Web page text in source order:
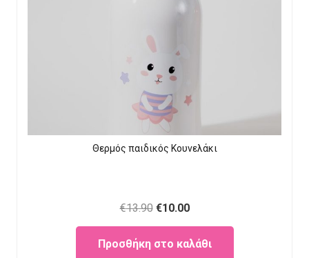
Θερμός παιδικός Κουνελάκι
€13.90 Original
price
was:
€10.00Current
price
is:
Προσθήκη στο καλάθι